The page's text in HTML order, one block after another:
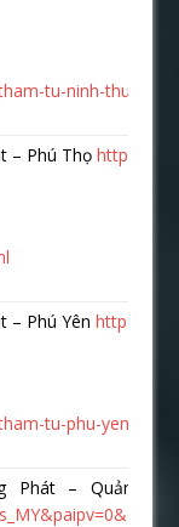
tu-ninh-thuan-
– Phú Thọhttps://
– Phú Yênhttps://
tu-phu-yen-uy-
Phát – Quảng